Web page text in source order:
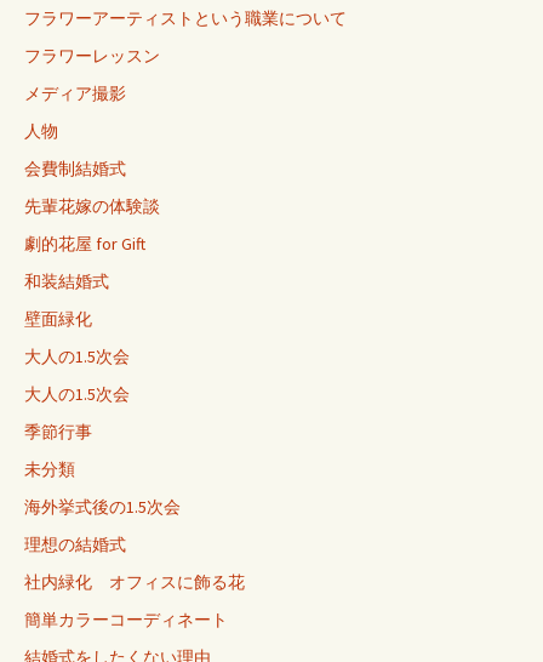
フラワーアーティストという職業について
フラワーレッスン
メディア撮影
人物
会費制結婚式
先輩花嫁の体験談
劇的花屋 for Gift
和装結婚式
壁面緑化
大人の1.5次会
大人の1.5次会
季節行事
未分類
海外挙式後の1.5次会
理想の結婚式
社内緑化 オフィスに飾る花
簡単カラーコーディネート